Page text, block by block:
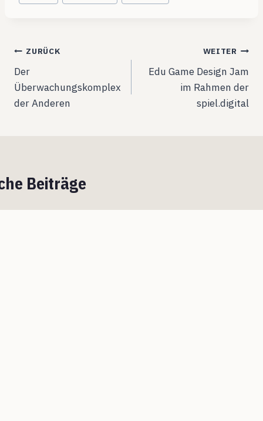
Beitragsnavigation
ZURÜCK
Der
Überwachungskomplex
der Anderen
WEITER
Edu Game Design Jam
im Rahmen der
spiel.digital
Beiträge